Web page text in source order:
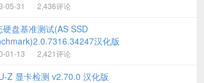
05-31 2,436评论
硬盘基准测试(AS SSD
汉化版
01-13 2,421评论
Z 显卡检测 v2.70.0 汉化版